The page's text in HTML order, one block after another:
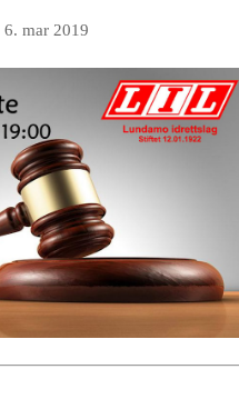
6. mar 2019